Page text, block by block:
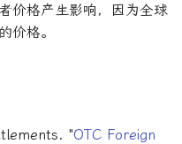
价格产生影响，因为全球
价格。
"OTC Foreign